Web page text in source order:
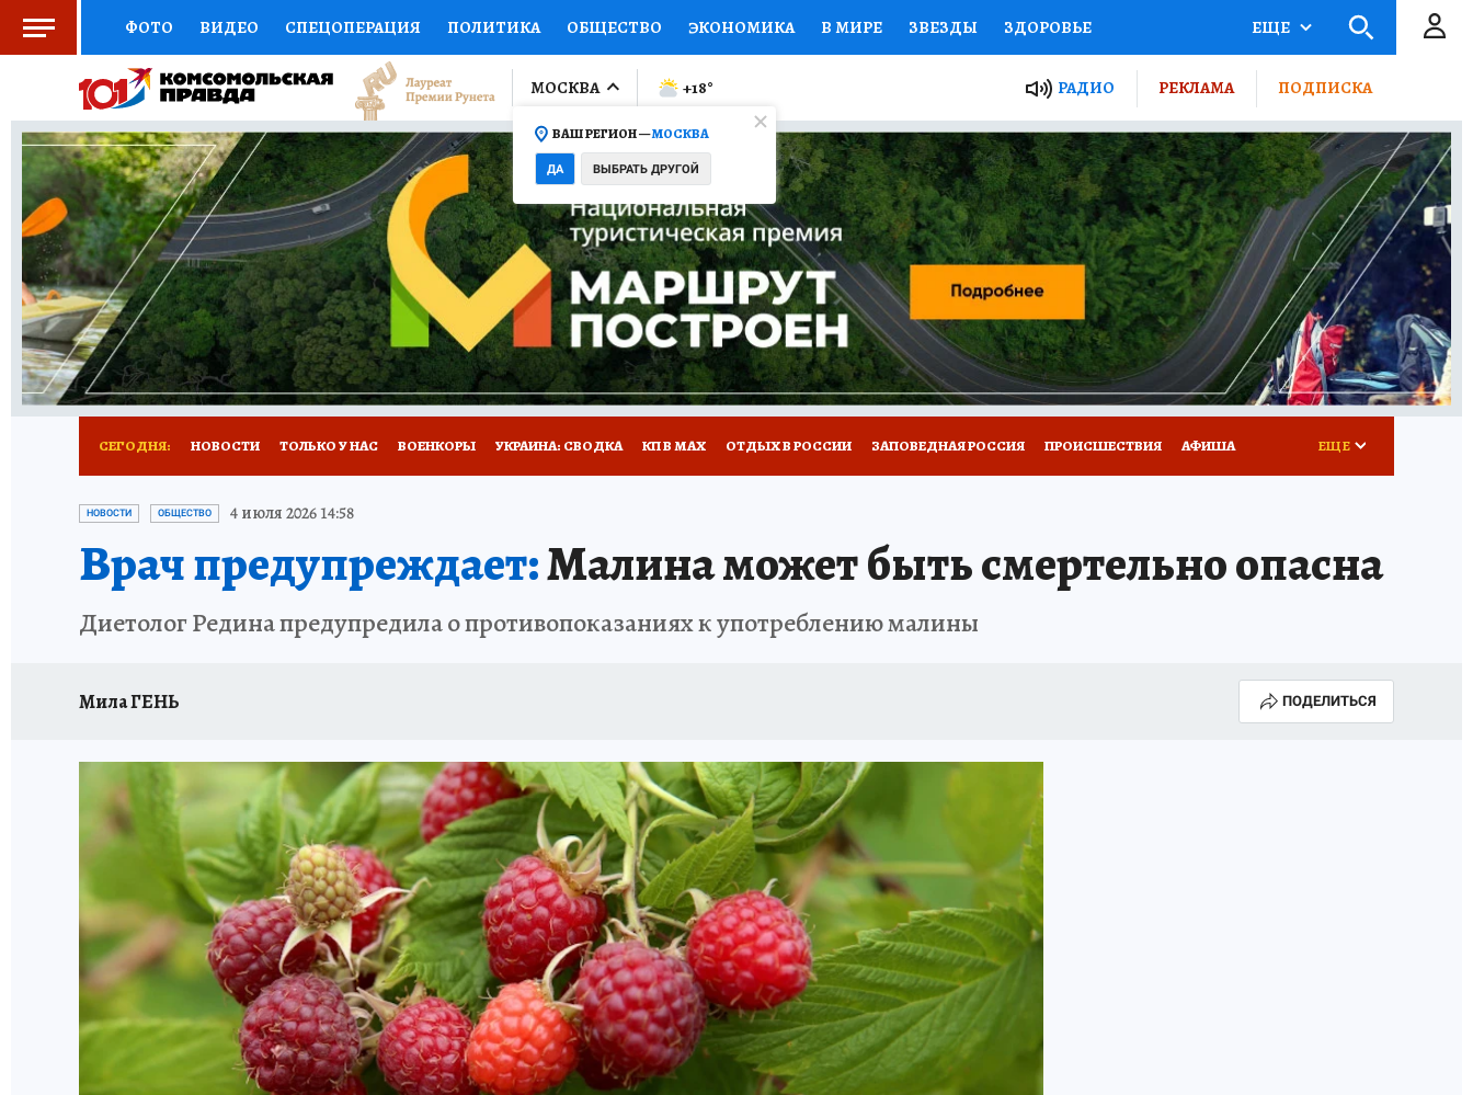
ФОТО ВИДЕО СПЕЦОПЕРАЦИЯ ПОЛИТИКА ОБЩЕСТВО ЭКОНОМИКА В МИРЕ ЗВЕЗДЫ ЗДОРОВЬЕ
СОЦПОДДЕРЖКА НАУКА СПОРТ КОЛУМНИСТЫ ПРОИСШЕСТВИЯ НАЦИОНАЛЬНЫЕ ПРОЕКТЫ РОССИИ АФИША
ВЫБОР ЭКСПЕРТОВ ДОКТОР ФИНАНСЫ ОТКРЫВАЕМ МИР Я ЗНАЮ СЕМЬЯ ЖЕНСКИЕ СЕКРЕТЫ ПУТЕВОДИТЕЛЬ
КНИЖНАЯ ПОЛКА ПРОГНОЗЫ НА СПОРТ ПРОМОКОДЫ СЕРИАЛЫ СПЕЦПРОЕКТЫ ДЕФИЦИТ ЖЕЛЕЗА ТУРИЗМ
ПРЕСС-ЦЕНТР НЕДВИЖИМОСТЬ ТЕЛЕВИЗОР КОЛЛЕКЦИИ КОНКУРСЫ РАБОТА У НАС ГИД ПОТРЕБИТЕЛЯ ВСЕ О КП
РАДИО КП РЕКЛАМА ТЕСТЫ НОВОЕ НА САЙТЕ
ЕЩЕ
МОСКВА
ВАШ РЕГИОН —МОСКВА
ДА ВЫБРАТЬ ДРУГОЙ
+18° РАДИО РЕКЛАМА ПОДПИСКА
СЕГОДНЯ: НОВОСТИ ТОЛЬКО У НАС ВОЕНКОРЫ УКРАИНА: СВОДКА КП В МАХ ОТДЫХ В РОССИИ ЗАПОВЕДНАЯ РОССИЯ ПРОИСШЕСТВИЯ АФИША
ИСПЫТАНО НА СЕБЕ
ЕЩЕ
НОВОСТИ ОБЩЕСТВО 4 июля 2026 14:58
Врач предупреждает:Малина может быть смертельно опасна
Диетолог Редина предупредила о противопоказаниях к употреблению малины
Мила ГЕНЬ ПОДЕЛИТЬСЯ